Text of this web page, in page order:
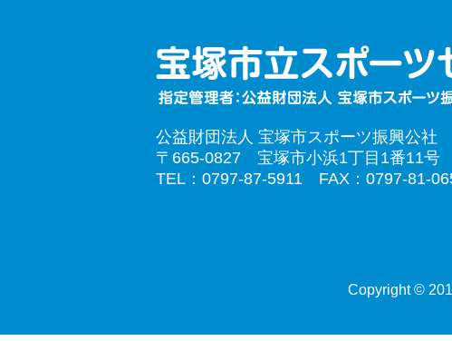
公益財団法人 宝塚市スポーツ振興公社
〒665-0827 宝塚市小浜1丁目1番11号
TEL：0797-87-5911 FAX：0797-81-
Copyright ©